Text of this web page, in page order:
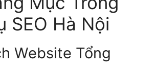
SEO Hà Nội
Website Tổng